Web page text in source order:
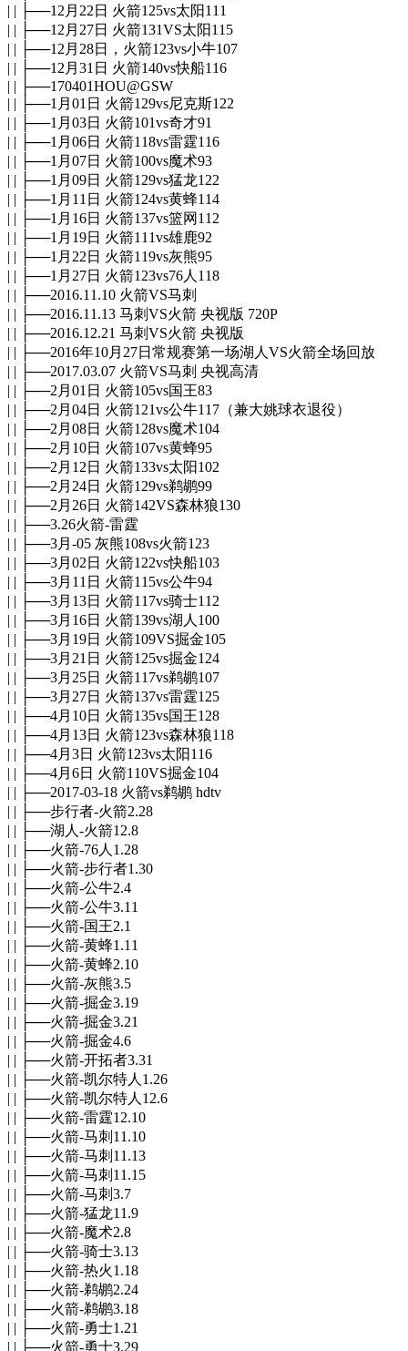
| | ├──12月22日 火箭125vs太阳111
| | ├──12月27日 火箭131VS太阳115
| | ├──12月28日，火箭123vs小牛107
| | ├──12月31日 火箭140vs快船116
| | ├──170401HOU@GSW
| | ├──1月01日 火箭129vs尼克斯122
| | ├──1月03日 火箭101vs奇才91
| | ├──1月06日 火箭118vs雷霆116
| | ├──1月07日 火箭100vs魔术93
| | ├──1月09日 火箭129vs猛龙122
| | ├──1月11日 火箭124vs黄蜂114
| | ├──1月16日 火箭137vs篮网112
| | ├──1月19日 火箭111vs雄鹿92
| | ├──1月22日 火箭119vs灰熊95
| | ├──1月27日 火箭123vs76人118
| | ├──2016.11.10 火箭VS马刺
| | ├──2016.11.13 马刺VS火箭 央视版 720P
| | ├──2016.12.21 马刺VS火箭 央视版
| | ├──2016年10月27日常规赛第一场湖人VS火箭全场回放
| | ├──2017.03.07 火箭VS马刺 央视高清
| | ├──2月01日 火箭105vs国王83
| | ├──2月04日 火箭121vs公牛117（兼大姚球衣退役）
| | ├──2月08日 火箭128vs魔术104
| | ├──2月10日 火箭107vs黄蜂95
| | ├──2月12日 火箭133vs太阳102
| | ├──2月24日 火箭129vs鹈鹕99
| | ├──2月26日 火箭142VS森林狼130
| | ├──3.26火箭-雷霆
| | ├──3月-05 灰熊108vs火箭123
| | ├──3月02日 火箭122vs快船103
| | ├──3月11日 火箭115vs公牛94
| | ├──3月13日 火箭117vs骑士112
| | ├──3月16日 火箭139vs湖人100
| | ├──3月19日 火箭109VS掘金105
| | ├──3月21日 火箭125vs掘金124
| | ├──3月25日 火箭117vs鹈鹕107
| | ├──3月27日 火箭137vs雷霆125
| | ├──4月10日 火箭135vs国王128
| | ├──4月13日 火箭123vs森林狼118
| | ├──4月3日 火箭123vs太阳116
| | ├──4月6日 火箭110VS掘金104
| | ├──2017-03-18 火箭vs鹈鹕 hdtv
| | ├──步行者-火箭2.28
| | ├──湖人-火箭12.8
| | ├──火箭-76人1.28
| | ├──火箭-步行者1.30
| | ├──火箭-公牛2.4
| | ├──火箭-公牛3.11
| | ├──火箭-国王2.1
| | ├──火箭-黄蜂1.11
| | ├──火箭-黄蜂2.10
| | ├──火箭-灰熊3.5
| | ├──火箭-掘金3.19
| | ├──火箭-掘金3.21
| | ├──火箭-掘金4.6
| | ├──火箭-开拓者3.31
| | ├──火箭-凯尔特人1.26
| | ├──火箭-凯尔特人12.6
| | ├──火箭-雷霆12.10
| | ├──火箭-马刺11.10
| | ├──火箭-马刺11.13
| | ├──火箭-马刺11.15
| | ├──火箭-马刺3.7
| | ├──火箭-猛龙11.9
| | ├──火箭-魔术2.8
| | ├──火箭-骑士3.13
| | ├──火箭-热火1.18
| | ├──火箭-鹈鹕2.24
| | ├──火箭-鹈鹕3.18
| | ├──火箭-勇士1.21
| | ├──火箭-勇士3.29